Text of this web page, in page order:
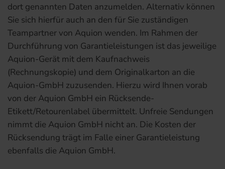
dort genannten Daten anzumelden. Alternativ können
Sie sich hierfür auch an den für Sie zuständigen
Teampartner von Aquion wenden. Im Rahmen der
Durchführung von Garantieleistungen ist das jeweilige
Aquion-Gerät mit dem Kaufnachweis
(Rechnungskopie) und dem Originalkarton an die
Aquion-GmbH zuzusenden. Hierzu wird Ihnen vorab
von der Aquion GmbH ein Rücksende-
Etikett/Retourenlabel übermittelt. Unfreie Sendungen
nimmt die Aquion GmbH nicht an. Die Kosten der
Rücksendung trägt im Falle einer Garantieleistung
ebenfalls die Aquion GmbH.